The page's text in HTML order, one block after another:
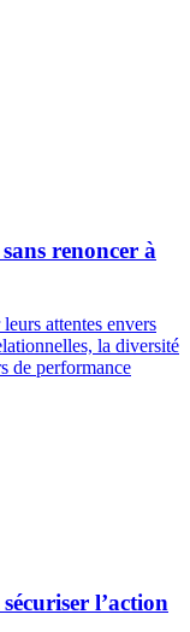
renoncer à
attentes envers
la diversité
de performance
l’action